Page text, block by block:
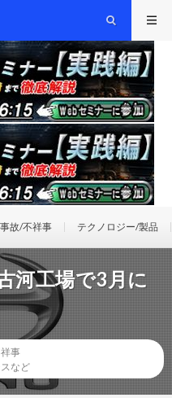
故/不祥事 テクノロジー/製品
河工場で3月に
事
など